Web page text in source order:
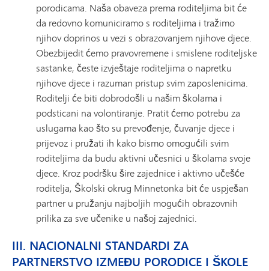
porodicama. Naša obaveza prema roditeljima bit će
da redovno komuniciramo s roditeljima i tražimo
njihov doprinos u vezi s obrazovanjem njihove djece.
Obezbijedit ćemo pravovremene i smislene roditeljske
sastanke, česte izvještaje roditeljima o napretku
njihove djece i razuman pristup svim zaposlenicima.
Roditelji će biti dobrodošli u našim školama i
podsticani na volontiranje. Pratit ćemo potrebu za
uslugama kao što su prevođenje, čuvanje djece i
prijevoz i pružati ih kako bismo omogućili svim
roditeljima da budu aktivni učesnici u školama svoje
djece. Kroz podršku šire zajednice i aktivno učešće
roditelja, Školski okrug Minnetonka bit će uspješan
partner u pružanju najboljih mogućih obrazovnih
prilika za sve učenike u našoj zajednici.
III. NACIONALNI STANDARDI ZA
PARTNERSTVO IZMEĐU PORODICE I ŠKOLE